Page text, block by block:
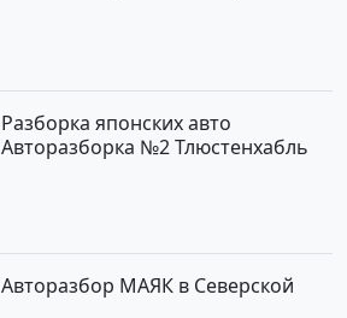
Разборка японских авто
Авторазборка №2 Тлюстенхабль
Авторазбор МАЯК в Северской